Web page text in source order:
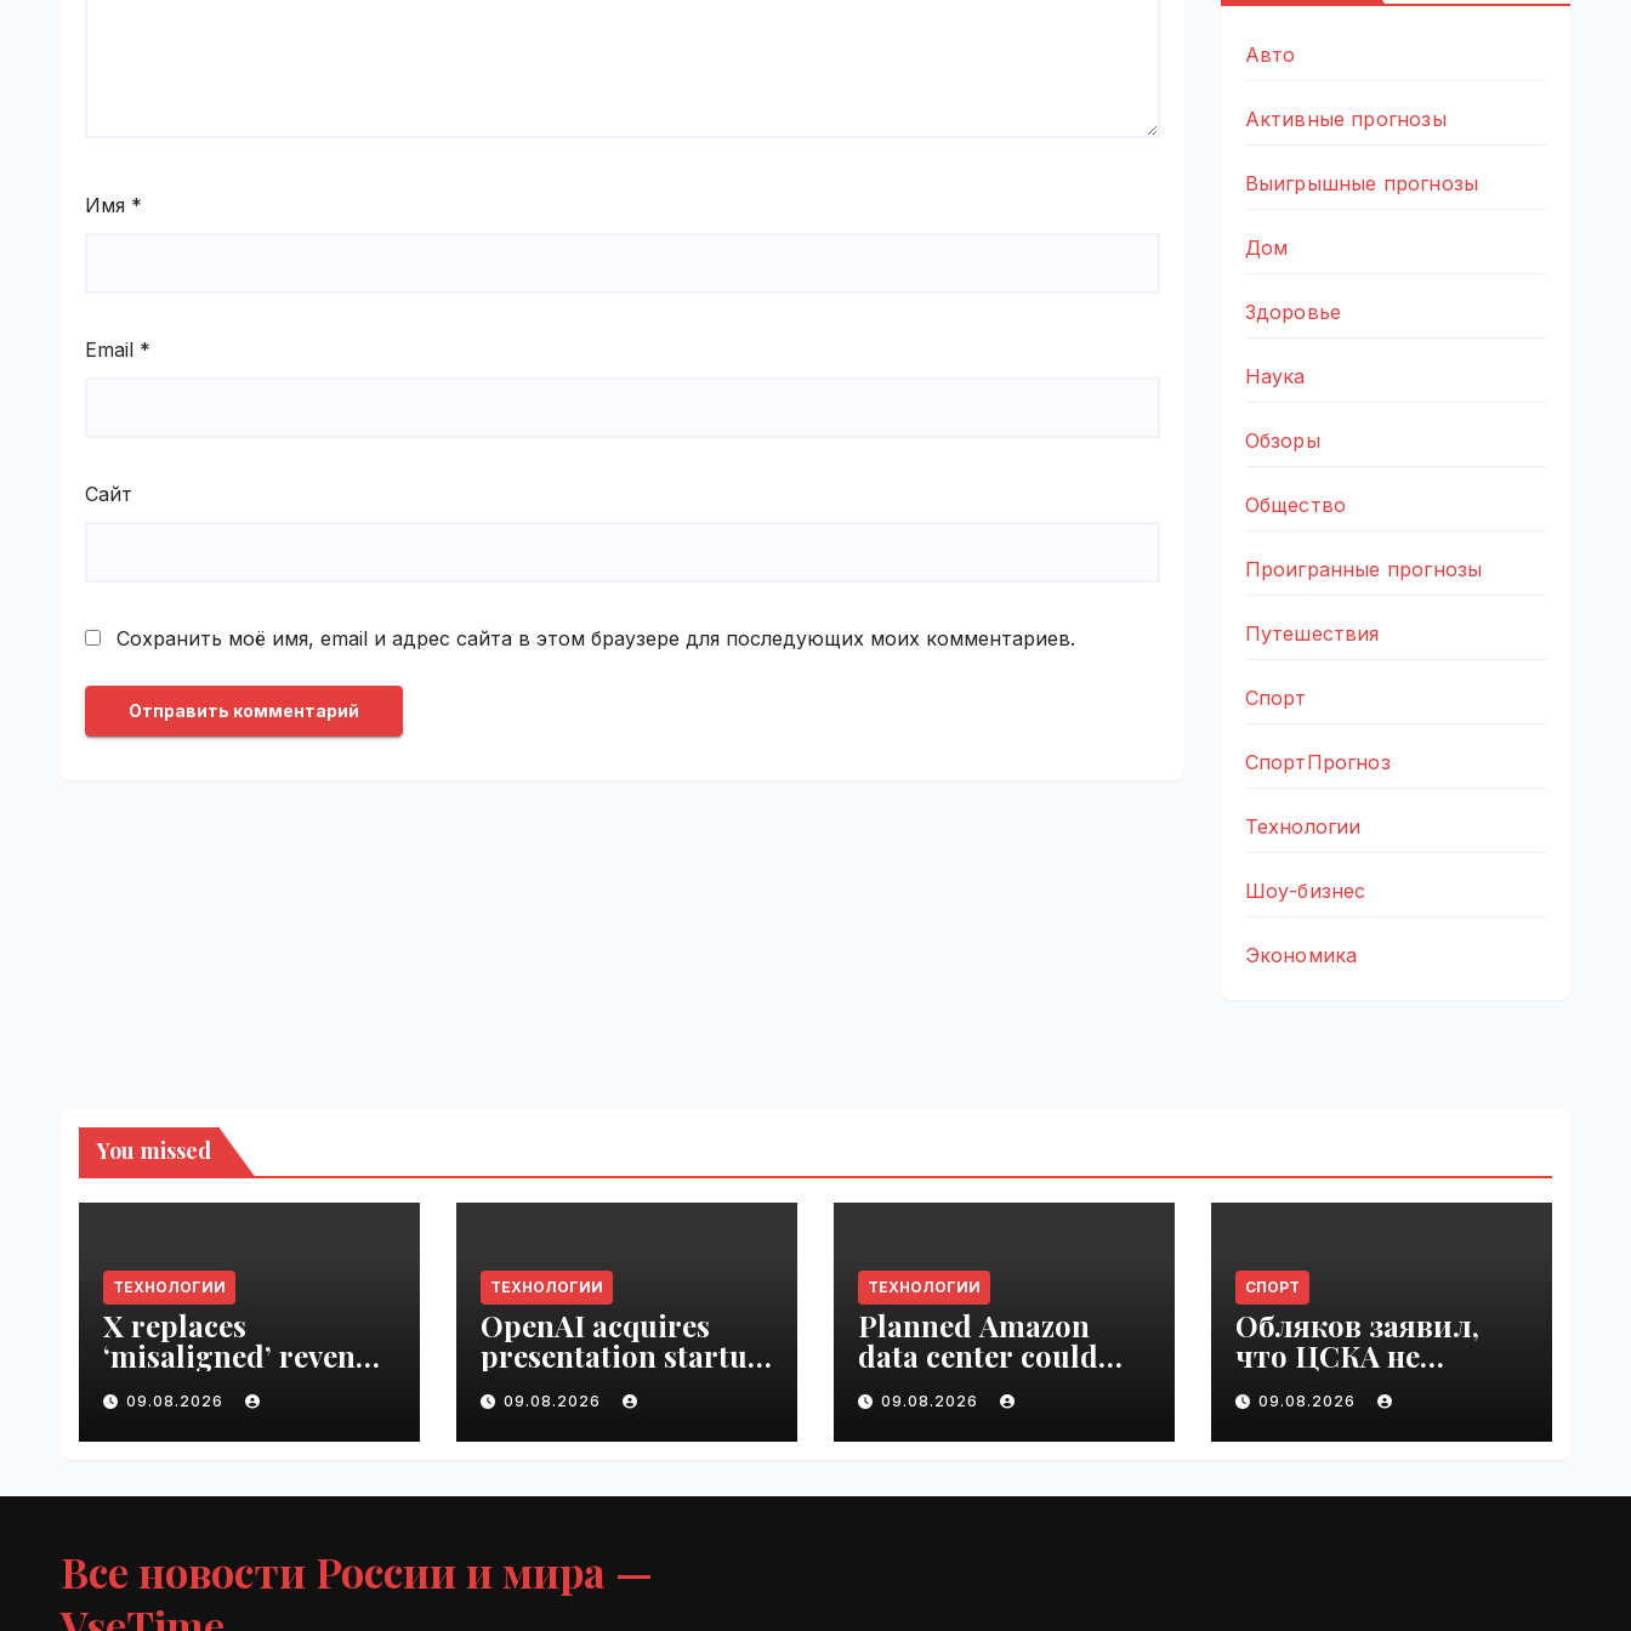
Имя *
Email *
Сайт
Сохранить моё имя, email и адрес сайта в этом браузере для последующих моих комментариев.
Авто
Активные прогнозы
Выигрышные прогнозы
Дом
Здоровье
Наука
Обзоры
Общество
Проигранные прогнозы
Путешествия
Спорт
СпортПрогноз
Технологии
Шоу-бизнес
Экономика
You missed
ТЕХНОЛОГИИ
X replaces
‘misaligned’ revenue
sharing program
with Original
Content Rewards |
09.08.2026
ТЕХНОЛОГИИ
OpenAI acquires
presentation startup
NextSlide |
VseTime.ru
09.08.2026
ТЕХНОЛОГИИ
Planned Amazon
data center could
become the biggest
climate polluter in
the U.S. | VseTime.ru
09.08.2026
СПОРТ
Обляков заявил,
что ЦСКА не
хватает Акинфеева
| VseTime.ru
09.08.2026
Все новости России и мира —